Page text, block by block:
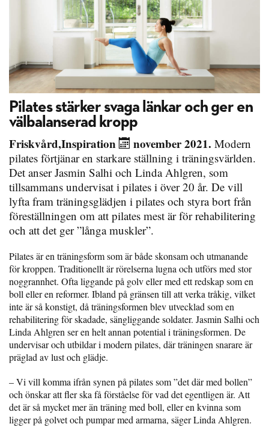
Pilates stärker svaga länkar och ger en
välbalanserad kropp
Friskvård,Inspiration november 2021. Modern
pilates förtjänar en starkare ställning i träningsvärlden.
Det anser Jasmin Salhi och Linda Ahlgren, som
tillsammans undervisat i pilates i över 20 år. De vill
lyfta fram träningsglädjen i pilates och styra bort från
föreställningen om att pilates mest är för rehabilitering
och att det ger ”långa muskler”.
Pilates är en träningsform som är både skonsam och utmanande
för kroppen. Traditionellt är rörelserna lugna och utförs med stor
noggrannhet. Ofta liggande på golv eller med ett redskap som en
boll eller en reformer. Ibland på gränsen till att verka tråkig, vilket
inte är så konstigt, då träningsformen blev utvecklad som en
rehabilitering för skadade, sängliggande soldater. Jasmin Salhi och
Linda Ahlgren ser en helt annan potential i träningsformen. De
undervisar och utbildar i modern pilates, där träningen snarare är
präglad av lust och glädje.
– Vi vill komma ifrån synen på pilates som ”det där med bollen”
och önskar att fler ska få förståelse för vad det egentligen är. Att
det är så mycket mer än träning med boll, eller en kvinna som
ligger på golvet och pumpar med armarna, säger Linda Ahlgren.